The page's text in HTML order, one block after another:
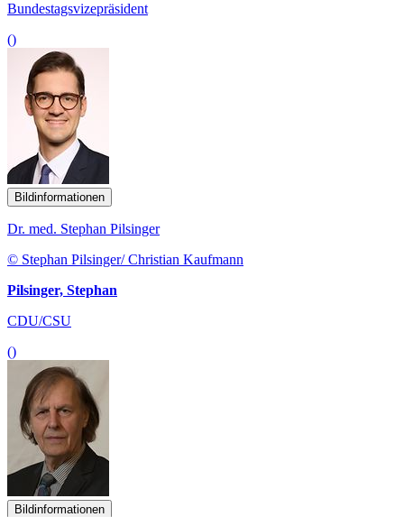
Bundestagsvizepräsident
()
Bildinformationen
Dr. med. Stephan Pilsinger
© Stephan Pilsinger/ Christian Kaufmann
Pilsinger, Stephan
CDU/CSU
()
Bildinformationen